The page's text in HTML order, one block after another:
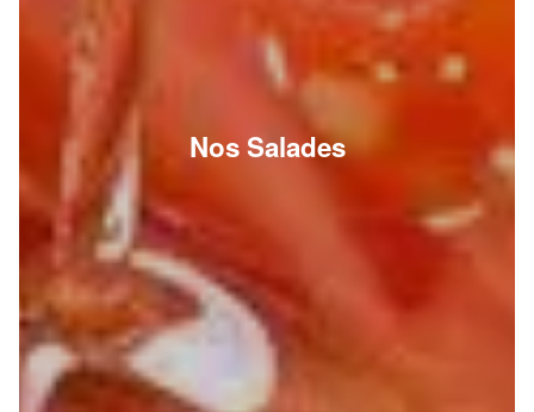
Nos Salades